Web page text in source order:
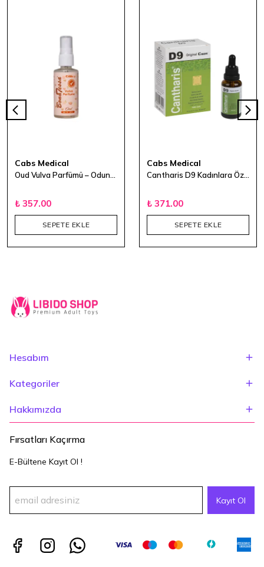
Cabs Medical
₺ 357.00
SEPETE EKLE
Cabs Medical
₺ 371.00
SEPETE EKLE
Hesabım
Kategoriler
Hakkımızda
Fırsatları Kaçırma
E-Bültene Kayıt Ol !
Kayıt Ol